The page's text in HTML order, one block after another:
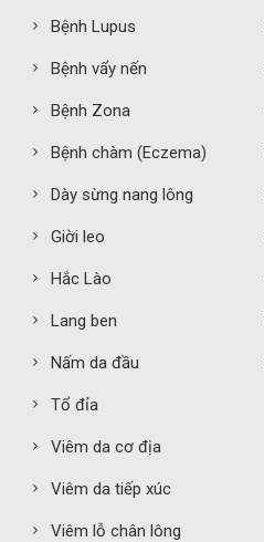
Bệnh Lupus
Bệnh vẩy nến
Bệnh Zona
Bệnh chàm (Eczema)
Dày sừng nang lông
Giời leo
Hắc Lào
Lang ben
Nấm da đầu
Tổ đỉa
Viêm da cơ địa
Viêm da tiếp xúc
Viêm lỗ chân lông